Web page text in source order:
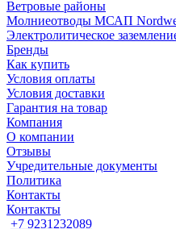
Ветровые районы
Молниеотводы МСАП
Электролитическое
Бренды
Как купить
Условия оплаты
Условия доставки
Гарантия на товар
Компания
О компании
Отзывы
Учредительные документы
Политика
Контакты
Контакты
+7 9231232089